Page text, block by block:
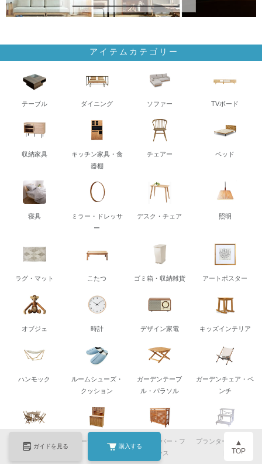
ガイドを見る 購入する ▲
TOP
アイテムカテゴリー
テーブル ダイニング ソファー TVボード
収納家具
キッチン家具・食
器棚
チェアー ベッド
寝具
ミラー・ドレッサ
ー
デスク・チェア 照明
ラグ・マット こたつ ゴミ箱・収納雑貨 アートポスター
オブジェ 時計 デザイン家電 キッズインテリア
ハンモック
ルームシューズ・
クッション
ガーデンテーブ
ル・パラソル
ガーデンチェア・ベ
ンチ
ガーデンセット ガーデン収納庫
室外機カバー・フ
ェンス
プランター・スタン